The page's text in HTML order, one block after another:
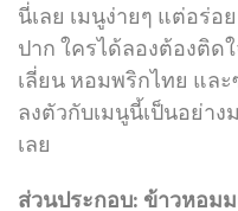
นี่เลย เมนูง่ายๆ แต่อร่อ
ปาก ใครได้ลองต้องติด
เลี่ยน หอมพริกไทย แล
ลงตัวกับเมนูนี้เป็นอย่าง
เลย
ส่วนประกอบ: ข้าวหอมม